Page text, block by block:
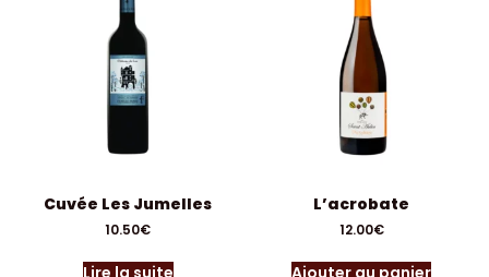
Cuvée Les Jumelles
10.50€
L’acrobate
12.00€